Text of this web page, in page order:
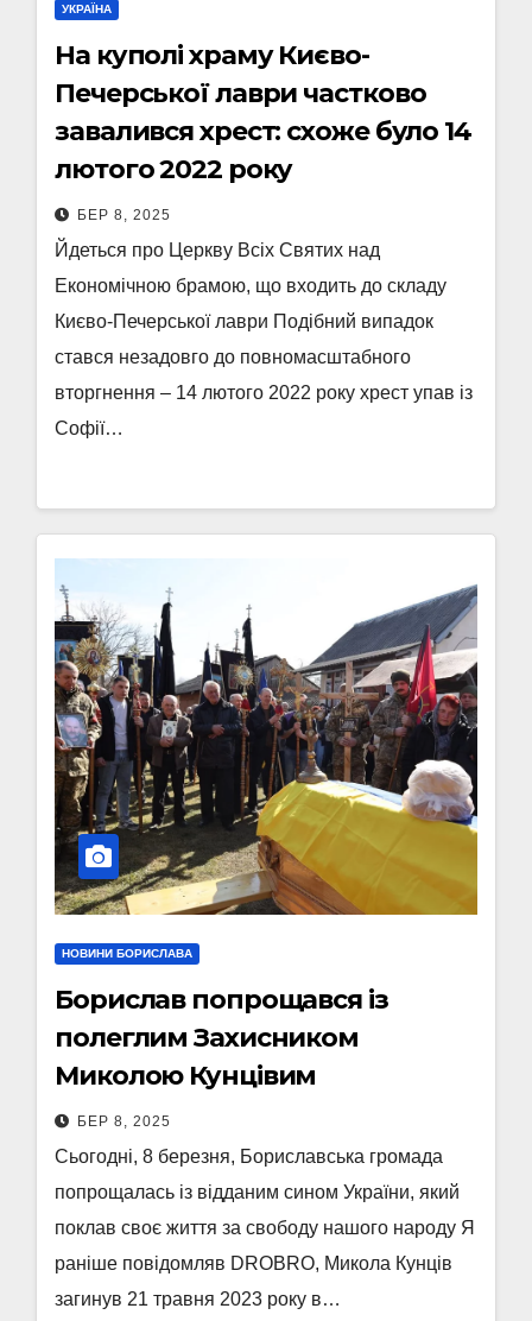
УКРАЇНА
На куполі храму Києво-
Печерської лаври частково
завалився хрест: схоже було 14
лютого 2022 року
БЕР 8, 2025
Йдеться про Церкву Всіх Святих над
Економічною брамою, що входить до складу
Києво-Печерської лаври Подібний випадок
стався незадовго до повномасштабного
вторгнення – 14 лютого 2022 року хрест упав із
Софії…
НОВИНИ БОРИСЛАВА
Борислав попрощався із
полеглим Захисником
Миколою Кунцівим
БЕР 8, 2025
Сьогодні, 8 березня, Бориславська громада
попрощалась із відданим сином України, який
поклав своє життя за свободу нашого народу Я
раніше повідомляв DROBRO, Микола Кунців
загинув 21 травня 2023 року в…